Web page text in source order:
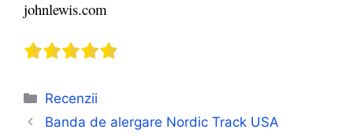
Categorii
Recenzii
Banda de alergare Nordic Track USA